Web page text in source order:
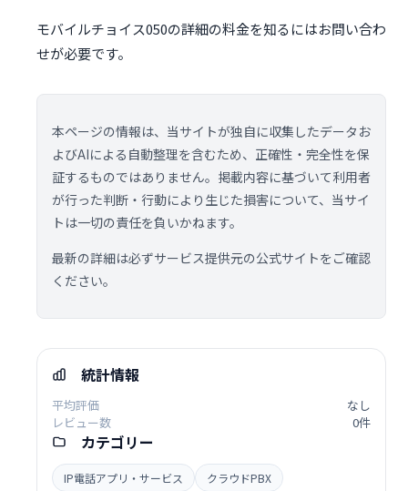
モバイルチョイス050の詳細の料金を知るにはお問い合わ
せが必要です。
本ページの情報は、当サイトが独自に収集したデータお
よびAIによる自動整理を含むため、正確性・完全性を保
証するものではありません。掲載内容に基づいて利用者
が行った判断・行動により生じた損害について、当サイ
トは一切の責任を負いかねます。
最新の詳細は必ずサービス提供元の公式サイトをご確認
ください。
統計情報
平均評価
なし
レビュー数
0件
カテゴリー
IP電話アプリ・サービス クラウドPBX